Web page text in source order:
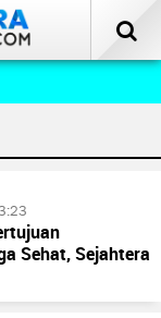
Sehat, Sejahtera